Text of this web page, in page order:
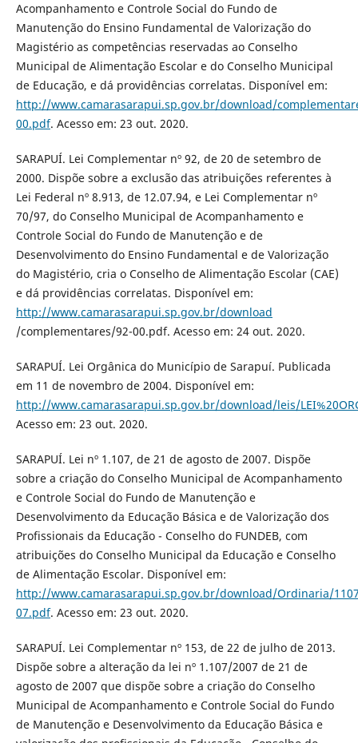
Acompanhamento e Controle Social do Fundo de
Manutenção do Ensino Fundamental de Valorização do
Magistério as competências reservadas ao Conselho
Municipal de Alimentação Escolar e do Conselho Municipal
de Educação, e dá providências correlatas. Disponível em:
http://www.camarasarapui.sp.gov.br/download/
00.pdf. Acesso em: 23 out. 2020.
SARAPUÍ. Lei Complementar nº 92, de 20 de setembro de
2000. Dispõe sobre a exclusão das atribuições referentes à
Lei Federal nº 8.913, de 12.07.94, e Lei Complementar nº
70/97, do Conselho Municipal de Acompanhamento e
Controle Social do Fundo de Manutenção e de
Desenvolvimento do Ensino Fundamental e de Valorização
do Magistério, cria o Conselho de Alimentação Escolar (CAE)
e dá providências correlatas. Disponível em:
http://www.camarasarapui.sp.gov.br/download
/complementares/92-00.pdf. Acesso em: 24 out. 2020.
SARAPUÍ. Lei Orgânica do Município de Sarapuí. Publicada
em 11 de novembro de 2004. Disponível em:
http://www.camarasarapui.sp.gov.br/download/leis/
Acesso em: 23 out. 2020.
SARAPUÍ. Lei nº 1.107, de 21 de agosto de 2007. Dispõe
sobre a criação do Conselho Municipal de Acompanhamento
e Controle Social do Fundo de Manutenção e
Desenvolvimento da Educação Básica e de Valorização dos
Profissionais da Educação - Conselho do FUNDEB, com
atribuições do Conselho Municipal da Educação e Conselho
de Alimentação Escolar. Disponível em:
http://www.camarasarapui.sp.gov.br/download/Ordinaria/
07.pdf. Acesso em: 23 out. 2020.
SARAPUÍ. Lei Complementar nº 153, de 22 de julho de 2013.
Dispõe sobre a alteração da lei nº 1.107/2007 de 21 de
agosto de 2007 que dispõe sobre a criação do Conselho
Municipal de Acompanhamento e Controle Social do Fundo
de Manutenção e Desenvolvimento da Educação Básica e